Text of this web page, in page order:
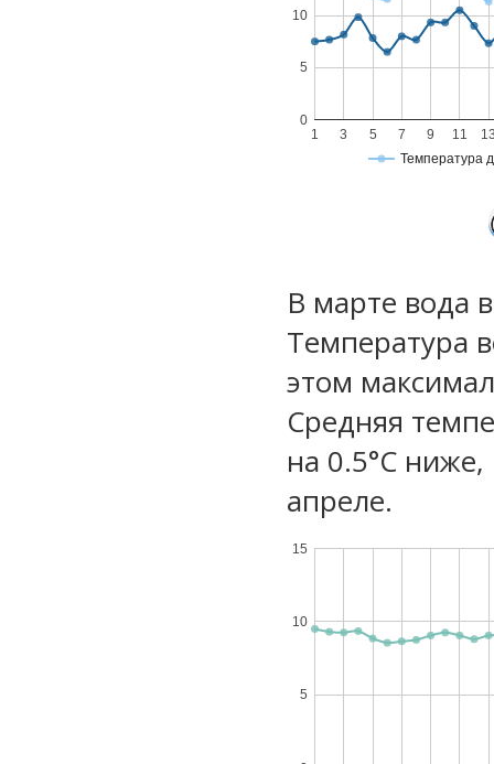
Температура
1 3 5 7 9 11
0
5
10
В марте вода
Температура
этом
Средняя
на 0.5°C
апреле.
5
10
15